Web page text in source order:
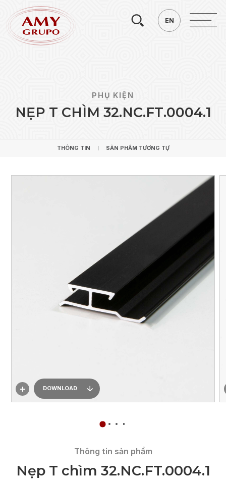
EN
PHỤ KIỆN
NẸP T CHÌM 32.NC.FT.0004.1
THÔNG TIN SẢN PHẨM TƯƠNG TỰ
DOWNLOAD
Thông tin sản phẩm
Nẹp T chìm 32.NC.FT.0004.1
Tìm